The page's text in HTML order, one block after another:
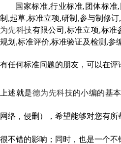
国家标准,行业标准,团体标
制,起草,标准立项,研制,参与制修订,
为先科技有限公司,标准立项,标准
规划,标准评价,标准验证及检测,参
有任何标准问题的朋友，可以在评
上述就是德为先科技的小编的基
网络，侵删），希望能够对您有
很不错的影响；同时，也是一个